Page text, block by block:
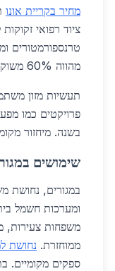
מחיר בקריית אונו
ציוד רפואי
טרנספורמטורים
מהווה 60% משוק המחזור.
תעשיות מזון
בשנה. מיחזור
שימושים
במגורים, נחושת
ומערכות חשמל
משפחות צעירות,
ממוחזרת. נחושת
ספקים מקומיים.